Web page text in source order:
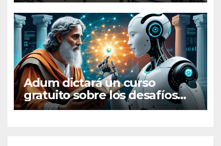
extraprogramáticos
Adum dictará un curso
gratuito sobre los desafíos
filosóficos de la inteligencia